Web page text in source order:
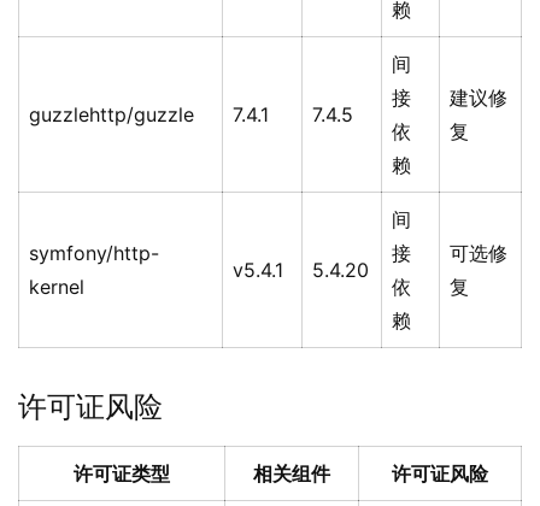
赖
guzzlehttp/guzzle 7.4.1 7.4.5
间
接
依
赖
建议修
复
symfony/http-
kernel
v5.4.1 5.4.20
间
接
依
赖
可选修
复
许可证风险
许可证类型 相关组件 许可证风险